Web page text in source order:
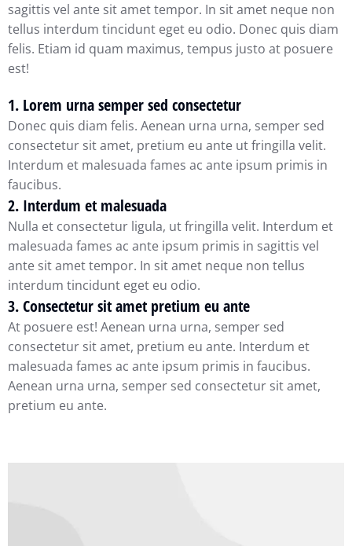
sagittis vel ante sit amet tempor. In sit amet neque non
tellus interdum tincidunt eget eu odio. Donec quis diam
felis. Etiam id quam maximus, tempus justo at posuere
est!
1. Lorem urna semper sed consectetur
Donec quis diam felis. Aenean urna urna, semper sed
consectetur sit amet, pretium eu ante ut fringilla velit.
Interdum et malesuada fames ac ante ipsum primis in
faucibus.
2. Interdum et malesuada
Nulla et consectetur ligula, ut fringilla velit. Interdum et
malesuada fames ac ante ipsum primis in sagittis vel
ante sit amet tempor. In sit amet neque non tellus
interdum tincidunt eget eu odio.
3. Consectetur sit amet pretium eu ante
At posuere est! Aenean urna urna, semper sed
consectetur sit amet, pretium eu ante. Interdum et
malesuada fames ac ante ipsum primis in faucibus.
Aenean urna urna, semper sed consectetur sit amet,
pretium eu ante.